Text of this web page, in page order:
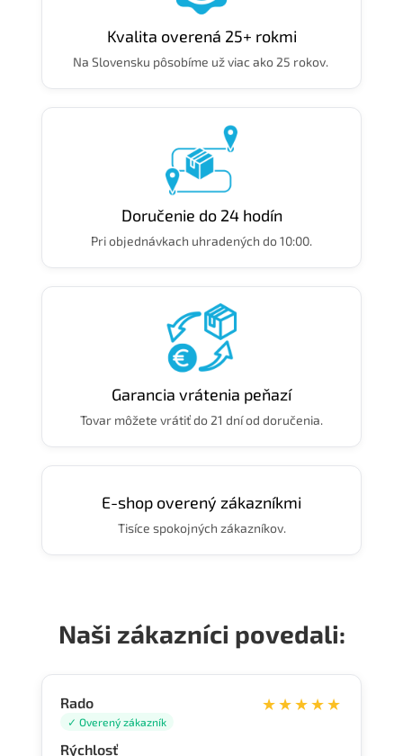
Kvalita overená 25+ rokmi
Na Slovensku pôsobíme už viac ako 25 rokov.
Doručenie do 24 hodín
Pri objednávkach uhradených do 10:00.
Garancia vrátenia peňazí
Tovar môžete vrátiť do 21 dní od doručenia.
E-shop overený zákazníkmi
Tisíce spokojných zákazníkov.
Naši zákazníci povedali:
Rado
✓ Overený zákazník
★★★★★
Rýchlosť